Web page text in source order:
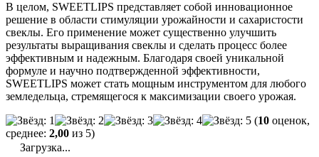
В целом, SWEETLIPS представляет собой инновационное
решение в области стимуляции урожайности и сахаристости
свеклы. Его применение может существенно улучшить
результаты выращивания свеклы и сделать процесс более
эффективным и надежным. Благодаря своей уникальной
формуле и научно подтвержденной эффективности,
SWEETLIPS может стать мощным инструментом для любого
земледельца, стремящегося к максимизации своего урожая.
(10 оценок,
среднее: 2,00 из 5)
Загрузка...